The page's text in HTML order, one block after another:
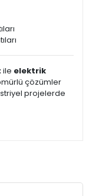
ile elektrik
çözümler
projelerde